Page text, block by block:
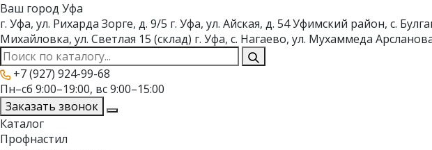
Ваш город Уфа
г. Уфа, ул. Рихарда Зорге, д. 9/5 г. Уфа, ул. Айская, д. 54Уфимский район, с.
Михайловка, ул. Светлая 15 (склад) г. Уфа, с. Нагаево, ул. Мухаммеда
+7 (927) 924-99-68
Пн–сб 9:00–19:00, вс 9:00–15:00
Заказать звонок
Каталог
Профнастил